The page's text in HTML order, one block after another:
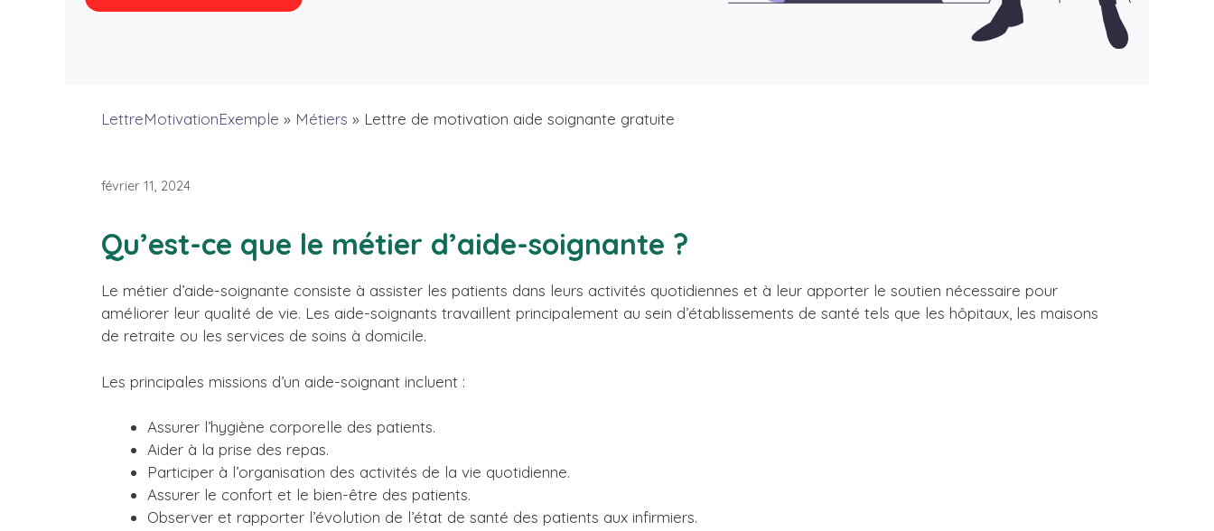
LettreMotivationExemple » Métiers » Lettre de motivation aide soignante gratuite
février 11, 2024
Qu’est-ce que le métier d’aide-soignante ?
Le métier d’aide-soignante consiste à assister les patients dans leurs activités quotidiennes et à leur apporter le soutien nécessaire pour
améliorer leur qualité de vie. Les aide-soignants travaillent principalement au sein d’établissements de santé tels que les hôpitaux, les maisons
de retraite ou les services de soins à domicile.
Les principales missions d’un aide-soignant incluent :
Assurer l’hygiène corporelle des patients.
Aider à la prise des repas.
Participer à l’organisation des activités de la vie quotidienne.
Assurer le confort et le bien-être des patients.
Observer et rapporter l’évolution de l’état de santé des patients aux infirmiers.